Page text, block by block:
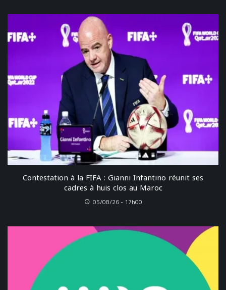
Contestation à la FIFA : Gianni Infantino réunit ses
cadres à huis clos au Maroc
05/08/26 - 17h00